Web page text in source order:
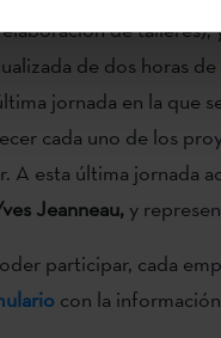
de
de dos horas
jornada en la que
cada uno de los
A esta última jornada
Jeanneau,y
participar, cada
con la